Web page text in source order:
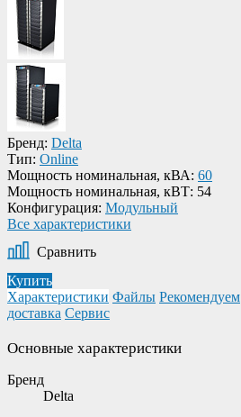
Бренд: Delta
Тип: Online
Мощность номинальная, кВА: 60
Мощность номинальная, кВТ: 54
Конфигурация: Модульный
Все характеристики
Сравнить
Купить
Характеристики Файлы Рекомендуем
доставка Сервис
Основные характеристики
Бренд
Delta